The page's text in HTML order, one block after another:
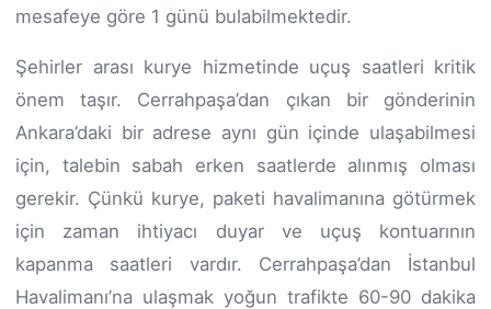
mesafeye göre 1 günü bulabilmektedir.
Şehirler arası kurye hizmetinde uçuş saatleri kritik
önem taşır. Cerrahpaşa’dan çıkan bir gönderinin
Ankara’daki bir adrese aynı gün içinde ulaşabilmesi
için, talebin sabah erken saatlerde alınmış olması
gerekir. Çünkü kurye, paketi havalimanına götürmek
için zaman ihtiyacı duyar ve uçuş kontuarının
kapanma saatleri vardır. Cerrahpaşa’dan İstanbul
Havalimanı’na ulaşmak yoğun trafikte 60-90 dakika